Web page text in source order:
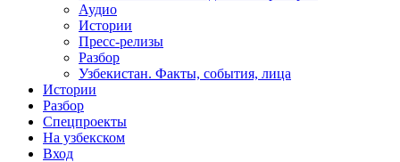
Аудио
Истории
Пресс-релизы
Разбор
Узбекистан. Факты, события, лица
Истории
Разбор
Спецпроекты
На узбекском
Вход